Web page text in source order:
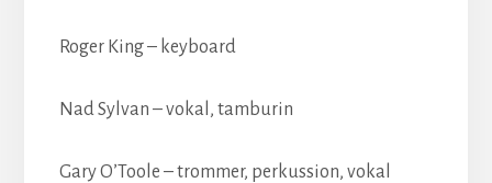
Roger King – keyboard
Nad Sylvan – vokal, tamburin
Gary O’Toole – trommer, perkussion, vokal